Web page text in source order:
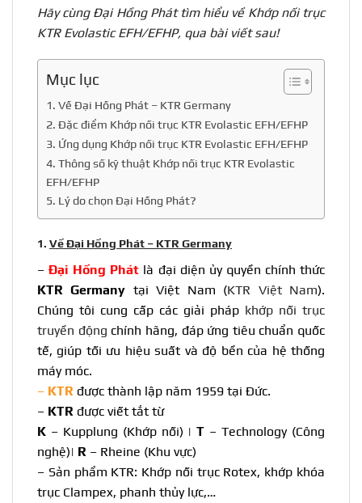
Hãy cùng Đại Hồng Phát tìm hiểu về Khớp nối trục
KTR Evolastic EFH/EFHP, qua bài viết sau!
Mục lục
1. Về Đại Hồng Phát – KTR Germany
2. Đặc điểm Khớp nối trục KTR Evolastic EFH/EFHP
3. Ứng dụng Khớp nối trục KTR Evolastic EFH/EFHP
4. Thông số kỹ thuật Khớp nối trục KTR Evolastic
EFH/EFHP
5. Lý do chọn Đại Hồng Phát?
1. Về Đại Hồng Phát – KTR Germany
– Đại Hồng Phát là đại diện ủy quyền chính thức
KTR Germany tại Việt Nam (KTR Việt Nam).
Chúng tôi cung cấp các giải pháp khớp nối trục
truyền động chính hãng, đáp ứng tiêu chuẩn quốc
tế, giúp tối ưu hiệu suất và độ bền của hệ thống
máy móc.
– KTR được thành lập năm 1959 tại Đức.
– KTR được viết tắt từ
K – Kupplung (Khớp nối) | T – Technology (Công
nghệ)| R – Rheine (Khu vực)
– Sản phẩm KTR: Khớp nối trục Rotex, khớp khóa
trục Clampex, phanh thủy lực,…